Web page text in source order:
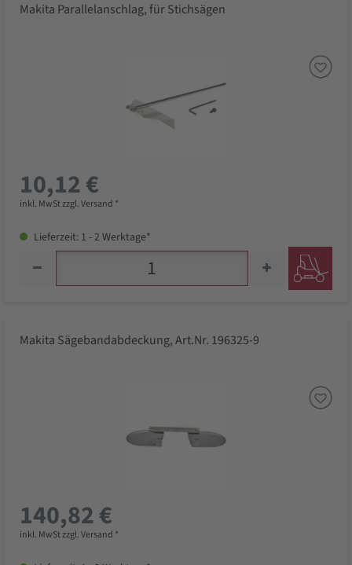
Makita Parallelanschlag, für Stichsägen
10,12 €
inkl. MwSt zzgl. Versand *
Lieferzeit: 1 - 2 Werktage*
Makita Sägebandabdeckung, Art.Nr. 196325-9
140,82 €
inkl. MwSt zzgl. Versand *